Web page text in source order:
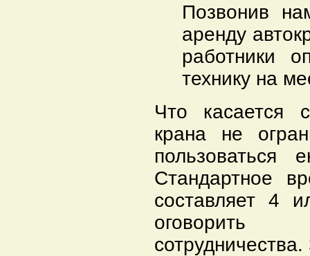
Позвонив
аренду
работники
технику на
Что касается
крана не
пользоваться
Стандартное
составляет 4
оговорить